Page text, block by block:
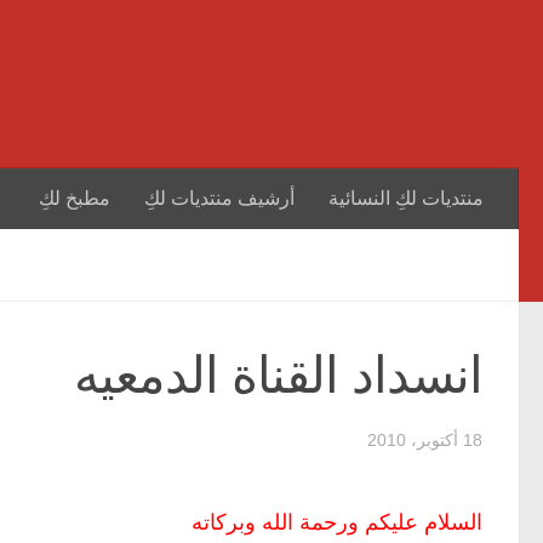
منتديات لكِ النسائية أرشيف منتديات لكِ مطبخ لكِ
انسداد القناة الدمعيه
18 أكتوبر، 2010
السلام عليكم ورحمة الله وبركاته